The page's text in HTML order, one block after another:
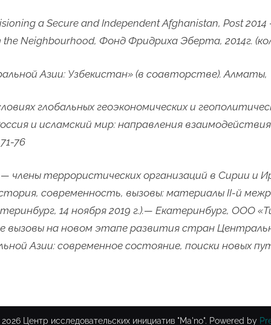
a Secure and Independent Afghanistan, Post 2014
the Neighbourhood, Фонд Фридриха Эберта, 2014г.
Азии: Узбекистан» (в соавторстве).
глобальных геоэкономических и
и исламский мир: направления
76
члены террористических организаций в Сирии и
современность, вызовы: материалы II-й
14 ноября 2019 г.).— Екатеринбург, ООО
вызовы на новом этапе развития стран
Азии: современное состояние, поиски новых
Центр исследовательских инициатив "Ma'no". Powered by